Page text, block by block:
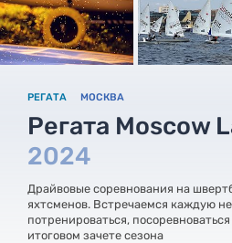
РЕГАТА МОСКВА
Регата Moscow
2024
Драйвовые соревнования на
яхтсменов. Встречаемся каждую
потренироваться,
итоговом зачете сезона